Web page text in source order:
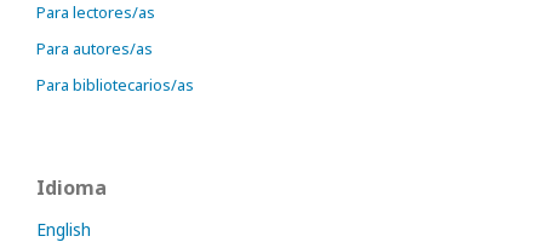
Para lectores/as
Para autores/as
Para bibliotecarios/as
Idioma
English